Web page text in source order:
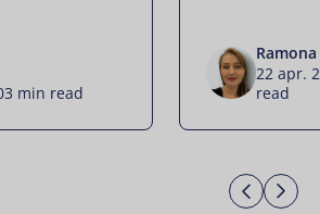
min read
22 apr.
read